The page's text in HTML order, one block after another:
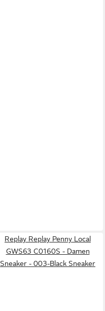
Replay Replay Penny Local
GWS63 C0160S - Damen
Sneaker - 003-Black Sneaker